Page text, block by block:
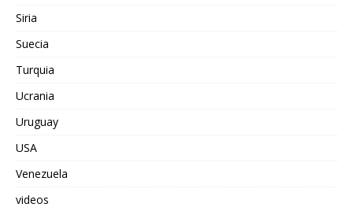
Siria
Suecia
Turquia
Ucrania
Uruguay
USA
Venezuela
videos